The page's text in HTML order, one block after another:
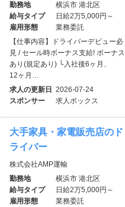
勤務地
横浜市 港北区
給与タイプ
日給2万5,000円～
雇用形態
業務委託
【仕事内容】ドライバーデビュー必
見 / セール時ボーナス支給! ボーナス
あり(規定あり) └入社後6ヶ月、
12ヶ月…
求人の更新日
2026-07-24
スポンサー
求人ボックス
大手家具・家電販売店のド
ライバー
株式会社AMP運輸
勤務地
横浜市 港北区
給与タイプ
日給2万5,000円～
雇用形態
業務委託